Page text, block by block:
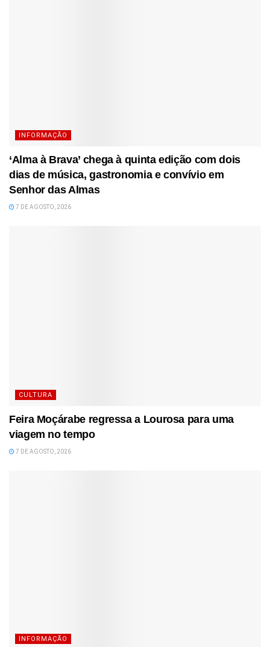
INFORMAÇÃO
‘Alma à Brava’ chega à quinta edição com dois
dias de música, gastronomia e convívio em
Senhor das Almas
7 DE AGOSTO, 2026
CULTURA
Feira Moçárabe regressa a Lourosa para uma
viagem no tempo
7 DE AGOSTO, 2026
INFORMAÇÃO